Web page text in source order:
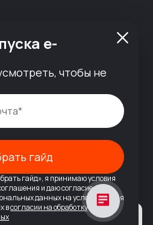
УНП 191376768,
ОГРН 1247700831377
Telegram
Ямская 18,
e-
чтобы не
гайд
гайд», я принимаю условия
и даю согласие на
данных на условиях и для
всогласии на обработку